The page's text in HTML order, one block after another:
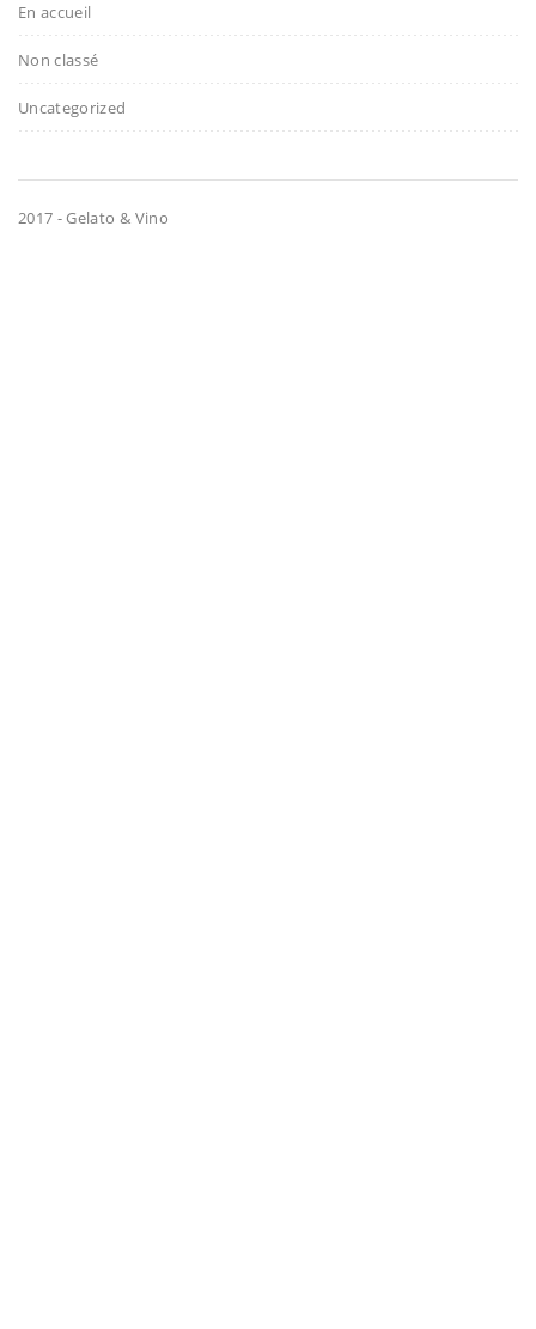
En accueil
Non classé
Uncategorized
2017 - Gelato & Vino